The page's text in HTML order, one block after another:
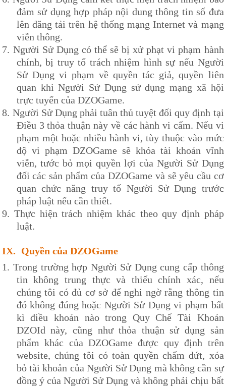
đảm sử dụng hợp pháp nội dung thông tin số đưa
lên đăng tải trên hệ thống mạng Internet và mạng
viễn thông.
7. Người Sử Dụng có thể sẽ bị xử phạt vi phạm hành
chính, bị truy tố trách nhiệm hình sự nếu Người
Sử Dụng vi phạm về quyền tác giả, quyền liên
quan khi Người Sử Dụng sử dụng mạng xã hội
trực tuyến của DZOGame.
8. Người Sử Dụng phải tuân thủ tuyệt đối quy định tại
Điều 3 thỏa thuận này về các hành vi cấm. Nếu vi
phạm một hoặc nhiều hành vi, tùy thuộc vào mức
độ vi phạm DZOGame sẽ khóa tài khoản vĩnh
viễn, tước bỏ mọi quyền lợi của Người Sử Dụng
đối các sản phẩm củaDZOGame và sẽ yêu cầu cơ
quan chức năng truy tố Người Sử Dụng trước
pháp luật nếu cần thiết.
9. Thực hiện trách nhiệm khác theo quy định pháp
luật.
IX. Quyền củaDZOGame
1. Trong trường hợp Người Sử Dụng cung cấp thông
tin không trung thực và thiếu chính xác, nếu
chúng tôi có đủ cơ sở để nghi ngờ rằng thông tin
đó không đúng hoặc Người Sử Dụng vi phạm bất
kì điều khoản nào trong Quy Chế Tài Khoản
DZOId này, cũng như thỏa thuận sử dụng sản
phẩm khác của DZOGame được quy định trên
website, chúng tôi có toàn quyền chấm dứt, xóa
bỏ tài khoản của Người Sử Dụng mà không cần sự
đồng ý của Người Sử Dụng và không phải chịu bất